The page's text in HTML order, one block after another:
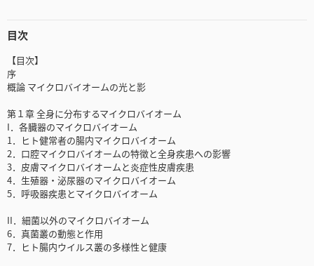
目次
【目次】
序
概論 マイクロバイオームの光と影
第１章 全身に分布するマイクロバイオーム
I．各臓器のマイクロバイオーム
1．ヒト健常者の腸内マイクロバイオーム
2．口腔マイクロバイオームの特徴と全身疾患への影響
3．皮膚マイクロバイオームと炎症性皮膚疾患
4．生殖器・泌尿器のマイクロバイオーム
5．呼吸器疾患とマイクロバイオーム
II．細菌以外のマイクロバイオーム
6．真菌叢の動態と作用
7．ヒト腸内ウイルス叢の多様性と健康